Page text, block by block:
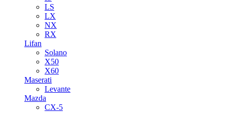
LS
LX
NX
RX
Lifan
Solano
X50
X60
Maserati
Levante
Mazda
CX-5